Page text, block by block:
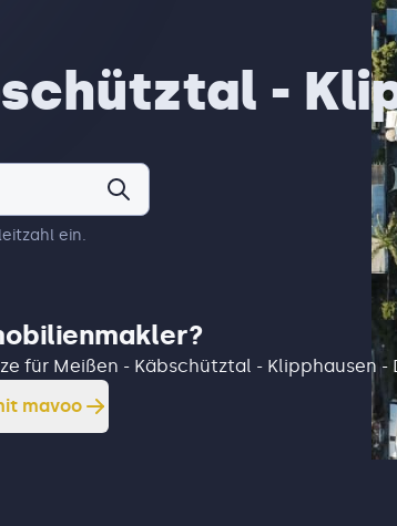
-
ein.
für Meißen - Käbschütztal - Klipphausen -
mavoo